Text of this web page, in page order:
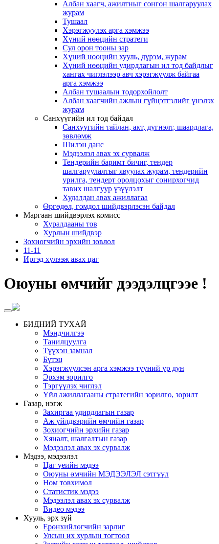
Албан хаагч, ажилтныг сонгон шалгаруулах
журам
Тушаал
Хэрэгжүүлэх арга хэмжээ
Хүний нөөцийн стратеги
Сул орон тооны зар
Хүний нөөцийн хууль, дүрэм, журам
Хүний нөөцийн удирдлагын ил тод байдлыг
хангах чиглэлээр авч хэрэгжүүлж байгаа
арга хэмжээ
Албан тушаалын тодорхойлолт
Албан хаагчийн ажлын гүйцэтгэлийг үнэлэх
журам
Санхүүгийн ил тод байдал
Санхүүгийн тайлан, акт, дүгнэлт, шаардлага,
зөвлөмж
Шилэн данс
Мэдээлэл авах эх сурвалж
Тендерийн баримт бичиг, тендер
шалгаруулалтыг явуулах журам, тендерийн
урилга, тендерт оролцохыг сонирхогчид
тавих шалгуур үзүүлэлт
Худалдан авах ажиллагаа
Өргөдөл, гомдол шийдвэрлэсэн байдал
Маргаан шийдвэрлэх комисс
Хуралдааны тов
Хурлын шийдвэр
Зохиогчийн эрхийн зөвлөл
11-11
Иргэд хүлээж авах цаг
Оюуны өмчийг дээдэлцгээе !
БИДНИЙ ТУХАЙ
Мэндчилгээ
Танилцуулга
Түүхэн замнал
Бүтэц
Хэрэгжүүлсэн арга хэмжээ түүний үр дүн
Эрхэм зорилго
Тэргүүлэх чиглэл
Үйл ажиллагааны стратегийн зорилго, зорилт
Газар, нэгж
Захиргаа удирдлагын газар
Аж үйлдвэрийн өмчийн газар
Зохиогчийн эрхийн газар
Хяналт, шалгалтын газар
Мэдээлэл авах эх сурвалж
Мэдээ, мэдээлэл
Цаг үеийн мэдээ
Оюуны өмчийн МЭДЭЭЛЭЛ сэтгүүл
Ном товхимол
Статистик мэдээ
Мэдээлэл авах эх сурвалж
Видео мэдээ
Хууль, эрх зүй
Ерөнхийлөгчийн зарлиг
Улсын их хурлын тогтоол